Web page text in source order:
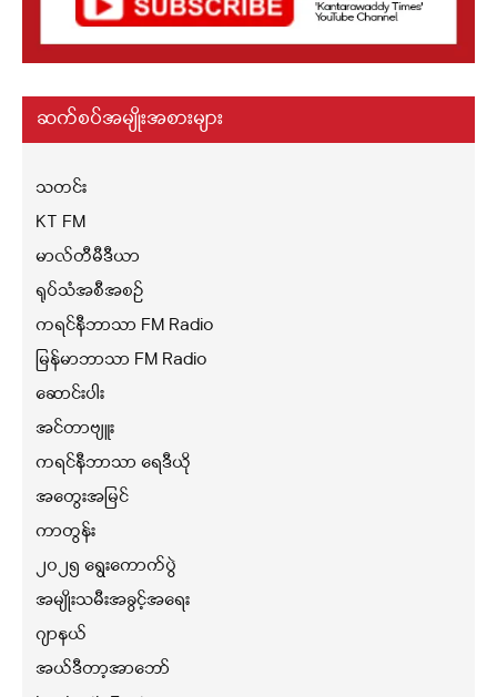
ဆက်စပ်အမျိုးအစားများ
သတင်း
KT FM
မာလ်တီမီဒီယာ
ရုပ်သံအစီအစဉ်
ကရင်နီဘာသာ FM Radio
မြန်မာဘာသာ FM Radio
ဆောင်းပါး
အင်တာဗျူး
ကရင်နီဘာသာ ရေဒီယို
အတွေးအမြင်
ကာတွန်း
၂၀၂၅ ရွေးကောက်ပွဲ
အမျိုးသမီးအခွင့်အရေး
ဂျာနယ်
အယ်ဒီတာ့အာဘော်